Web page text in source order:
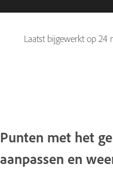
Laatst bijgewerkt op 24
Punten met het
aanpassen en